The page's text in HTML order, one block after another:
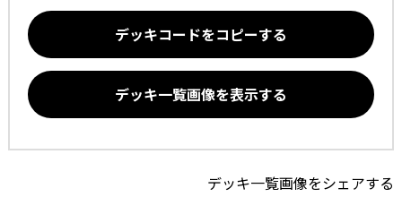
デッキコードをコピーする
デッキ一覧画像を表示する
デッキ一覧画像をシェアする